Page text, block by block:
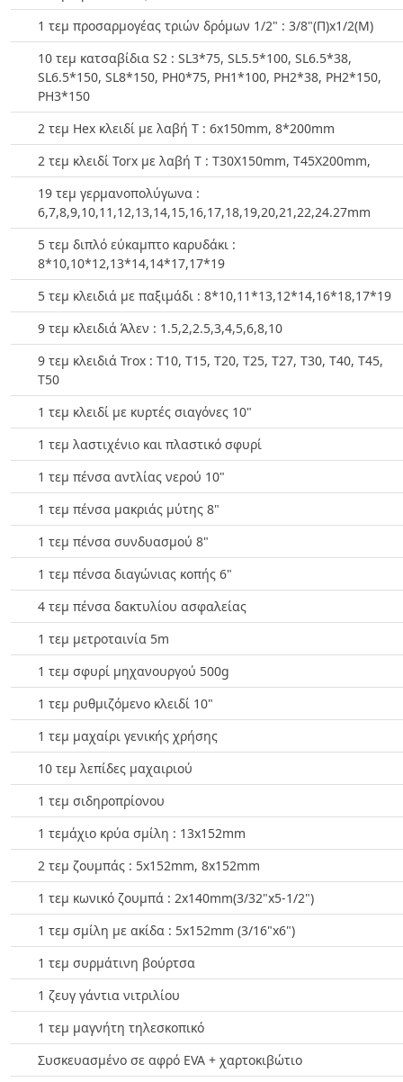
1 τεμ προσαρμογέας τριών δρόμων 1/2" : 3/8"(Π)x1/2(Μ)
10 τεμ κατσαβίδια S2 : SL3*75, SL5.5*100, SL6.5*38,
SL6.5*150, SL8*150, PH0*75, PH1*100, PH2*38, PH2*150,
PH3*150
2 τεμ Ηex κλειδί με λαβή Τ : 6x150mm, 8*200mm
2 τεμ κλειδί Torx με λαβή T : T30X150mm, T45X200mm,
19 τεμ γερμανοπολύγωνα :
6,7,8,9,10,11,12,13,14,15,16,17,18,19,20,21,22,24.27mm
5 τεμ διπλό εύκαμπτο καρυδάκι :
8*10,10*12,13*14,14*17,17*19
5 τεμ κλειδιά με παξιμάδι : 8*10,11*13,12*14,16*18,17*19
9 τεμ κλειδιά Άλεν : 1.5,2,2.5,3,4,5,6,8,10
9 τεμ κλειδιά Trox : T10, T15, T20, T25, T27, T30, T40, T45,
T50
1 τεμ κλειδί με κυρτές σιαγόνες 10"
1 τεμ λαστιχένιο και πλαστικό σφυρί
1 τεμ πένσα αντλίας νερού 10"
1 τεμ πένσα μακριάς μύτης 8"
1 τεμ πένσα συνδυασμού 8"
1 τεμ πένσα διαγώνιας κοπής 6"
4 τεμ πένσα δακτυλίου ασφαλείας
1 τεμ μετροταινία 5m
1 τεμ σφυρί μηχανουργού 500g
1 τεμ ρυθμιζόμενο κλειδί 10"
1 τεμ μαχαίρι γενικής χρήσης
10 τεμ λεπίδες μαχαιριού
1 τεμ σιδηροπρίονου
1 τεμάχιο κρύα σμίλη : 13x152mm
2 τεμ ζουμπάς : 5x152mm, 8x152mm
1 τεμ κωνικό ζουμπά : 2x140mm(3/32"x5-1/2")
1 τεμ σμίλη με ακίδα : 5x152mm (3/16"x6")
1 τεμ συρμάτινη βούρτσα
1 ζευγ γάντια νιτριλίου
1 τεμ μαγνήτη τηλεσκοπικό
Συσκευασμένο σε αφρό EVA + χαρτοκιβώτιο